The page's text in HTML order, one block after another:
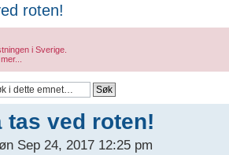
roten!
i Sverige.
tas ved roten!
Sep 24, 2017 12:25 pm